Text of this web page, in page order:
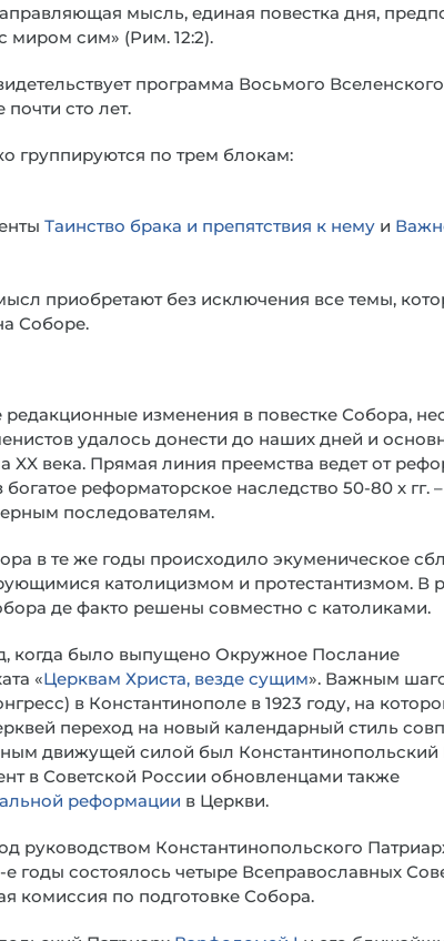
мысль, единая повестка дня,
миром сим» (Рим. 12:2).
программа Восьмого
почти сто лет.
группируются по трем блокам:
Таинство брака и препятствия к нему и
приобретают без исключения все темы,
Соборе.
изменения в повестке Собора,
удалось донести до наших дней и
XX века. Прямая линия преемства ведет от
реформаторское наследство 50-80 х гг.
последователям.
в те же годы происходило экуменическое
католицизмом и протестантизмом. В
де факто решены совместно с католиками.
когда было выпущено Окружное Послание
«Церквам Христа, везде сущим». Важным
в Константинополе в 1923 году, на
переход на новый календарный стиль
движущей силой был Константинопольский
в Советской России обновленцами также
реформации в Церкви.
руководством Константинопольского
е годы состоялось четыре Всеправославных
комиссия по подготовке Собора.